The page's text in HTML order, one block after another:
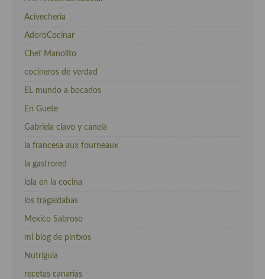
Acivecheria
AdoroCocinar
Chef Manolito
cocineros de verdad
EL mundo a bocados
En Guete
Gabriela clavo y canela
la francesa aux fourneaux
la gastrored
lola en la cocina
los tragaldabas
Mexico Sabroso
mi blog de pintxos
Nutriguia
recetas canarias